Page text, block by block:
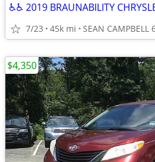
7/23 45k mi SEAN CAMPBELL
$4,350